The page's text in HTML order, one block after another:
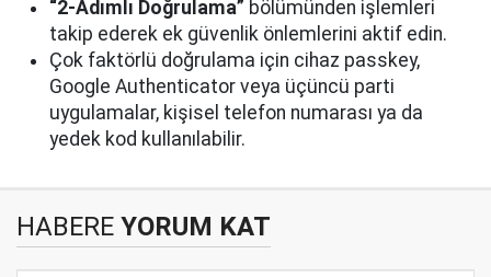
“2-Adımlı Doğrulama” bölümünden işlemleri
takip ederek ek güvenlik önlemlerini aktif edin.
Çok faktörlü doğrulama için cihaz passkey,
Google Authenticator veya üçüncü parti
uygulamalar, kişisel telefon numarası ya da
yedek kod kullanılabilir.
HABERE YORUM KAT